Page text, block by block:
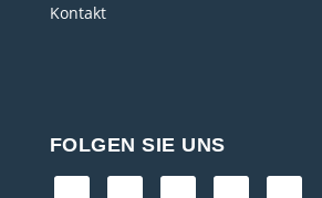
Kontakt
FOLGEN SIE UNS